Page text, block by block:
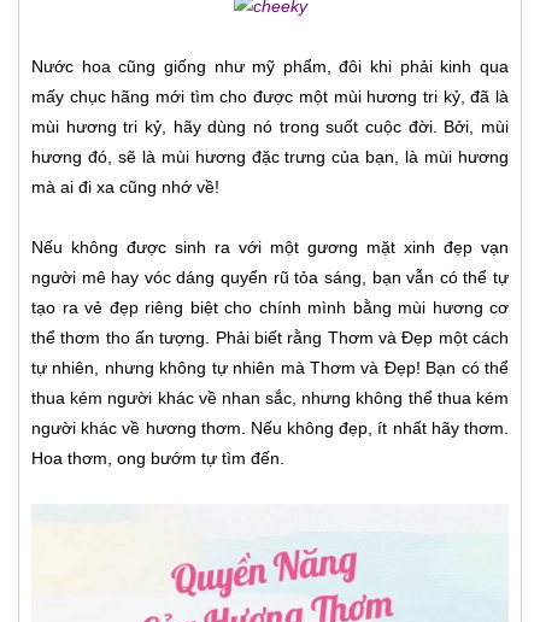
Nước hoa cũng giống như mỹ phẩm, đôi khi phải kinh qua
mấy chục hãng mới tìm cho được một mùi hương tri kỷ, đã là
mùi hương tri kỷ, hãy dùng nó trong suốt cuộc đời. Bởi, mùi
hương đó, sẽ là mùi hương đặc trưng của bạn, là mùi hương
mà ai đi xa cũng nhớ về!
Nếu không được sinh ra với một gương mặt xinh đẹp vạn
người mê hay vóc dáng quyến rũ tỏa sáng, bạn vẫn có thể tự
tạo ra vẻ đẹp riêng biệt cho chính mình bằng mùi hương cơ
thể thơm tho ấn tượng. Phải biết rằng Thơm và Đẹp một cách
tự nhiên, nhưng không tự nhiên mà Thơm và Đẹp! Bạn có thể
thua kém người khác về nhan sắc, nhưng không thể thua kém
người khác về hương thơm. Nếu không đẹp, ít nhất hãy thơm.
Hoa thơm, ong bướm tự tìm đến.